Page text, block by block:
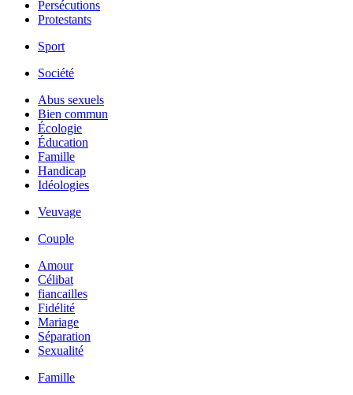
Persécutions
Protestants
Sport
Société
Abus sexuels
Bien commun
Écologie
Éducation
Famille
Handicap
Idéologies
Veuvage
Couple
Amour
Célibat
fiancailles
Fidélité
Mariage
Séparation
Sexualité
Famille